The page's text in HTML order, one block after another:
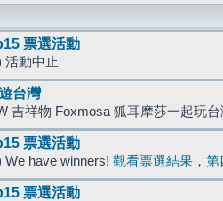
票選活動
活動中止
台灣
吉祥物 Foxmosa 狐耳摩莎一起玩台
票選活動
We have winners! 觀看票選結果 ， 第
票選活動